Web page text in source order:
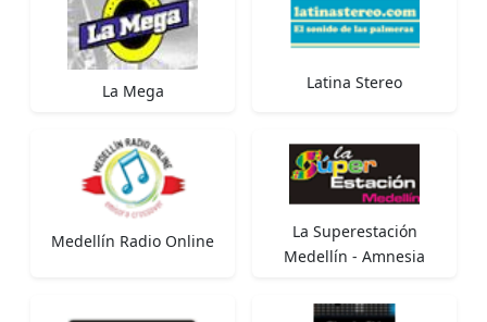
La Mega Latina Stereo
Medellín Radio Online
La Superestación
Medellín - Amnesia